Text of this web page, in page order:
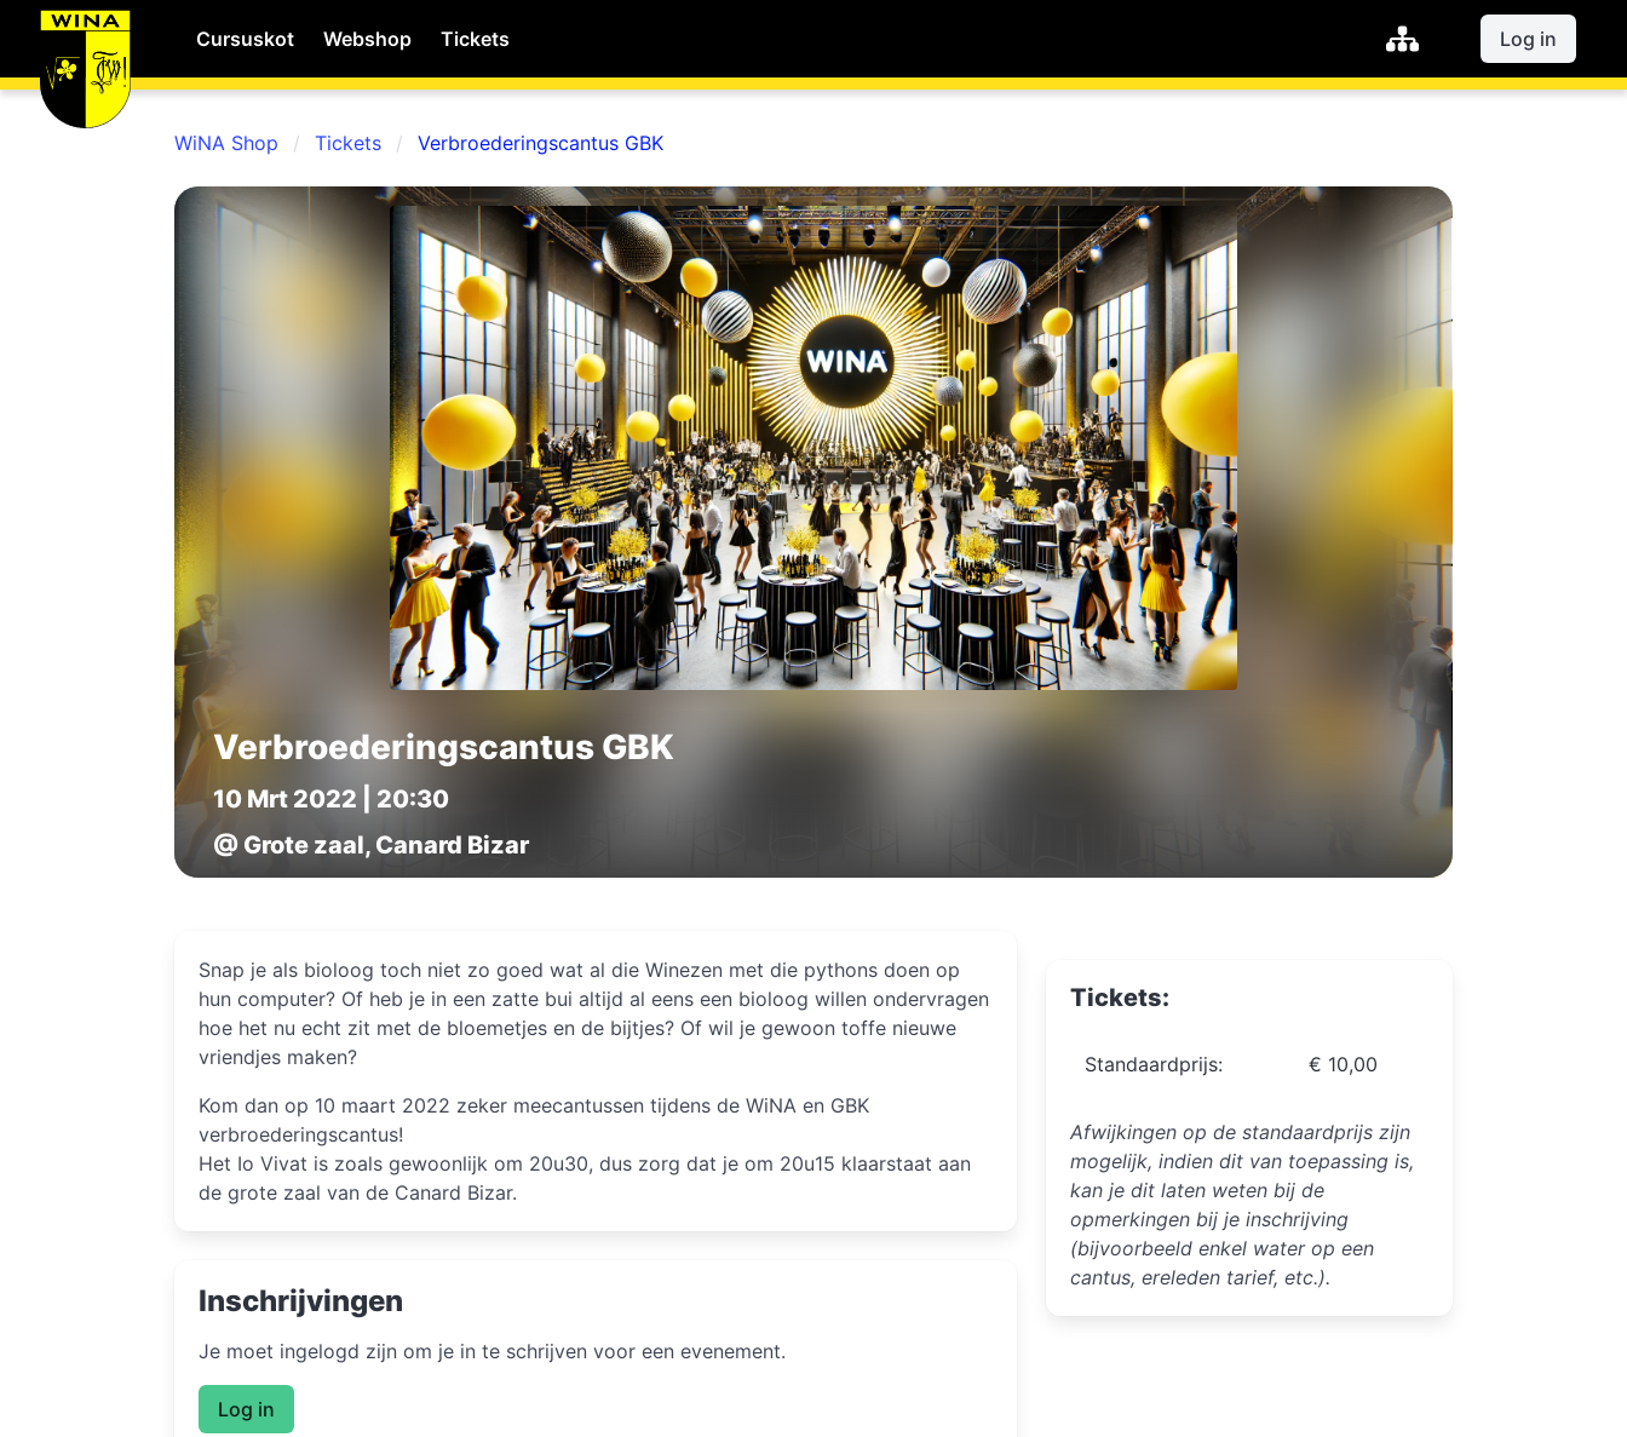
Cursuskot Webshop Tickets Log in
WiNA MyWiNA
Home
Schachten
WiNA Shop Tickets Verbroederingscantus GBK
Verbroederingscantus GBK
10 Mrt 2022 | 20:30
@ Grote zaal, Canard Bizar
Snap je als bioloog toch niet zo goed wat al die Winezen met die pythons doen op
hun computer? Of heb je in een zatte bui altijd al eens een bioloog willen ondervragen
hoe het nu echt zit met de bloemetjes en de bijtjes? Of wil je gewoon toffe nieuwe
vriendjes maken?
Kom dan op 10 maart 2022 zeker meecantussen tijdens de WiNA en GBK
verbroederingscantus!
Het Io Vivat is zoals gewoonlijk om 20u30, dus zorg dat je om 20u15 klaarstaat aan
de grote zaal van de Canard Bizar.
Inschrijvingen
Je moet ingelogd zijn om je in te schrijven voor een evenement.
Log in
Tickets:
Standaardprijs: € 10,00
Afwijkingen op de standaardprijs zijn
mogelijk, indien dit van toepassing is,
kan je dit laten weten bij de
opmerkingen bij je inschrijving
(bijvoorbeeld enkel water op een
cantus, ereleden tarief, etc.).